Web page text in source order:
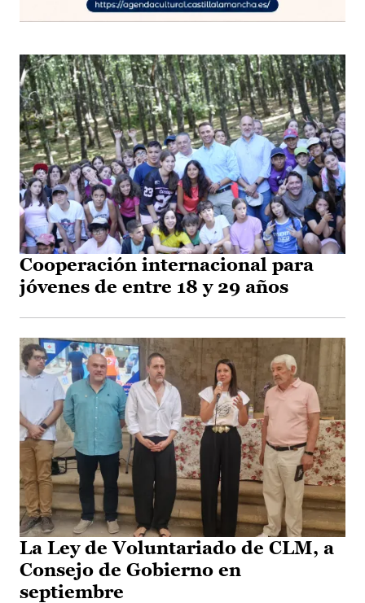
Cooperación internacional para
jóvenes de entre 18 y 29 años
La Ley de Voluntariado de CLM, a
Consejo de Gobierno en
septiembre